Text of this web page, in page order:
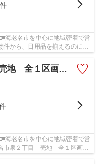
海老名市を中心に地域密着で営
件から、日用品を揃えるのに便
【仲介手数料無料】
海老名市を中心に地域密着で営
名市泉２丁目 売地 全１区画